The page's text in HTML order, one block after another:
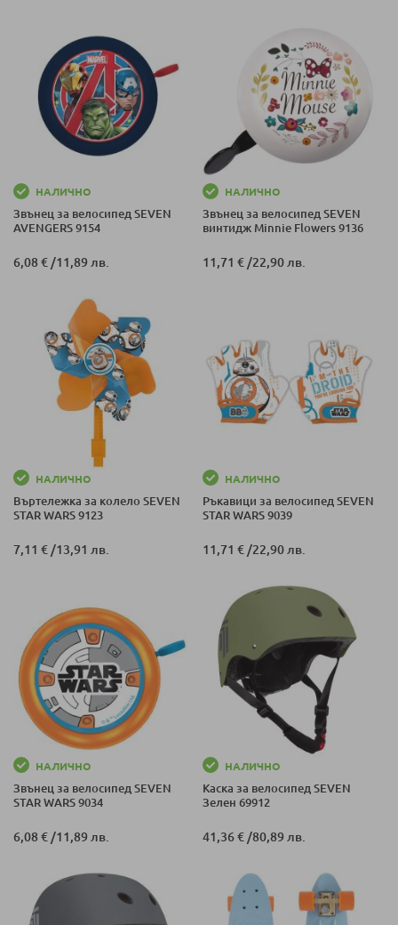
НАЛИЧНО
Звънец за велосипед SEVEN
AVENGERS 9154
6,08 € /11,89 лв.
НАЛИЧНО
Звънец за велосипед SEVEN
винтидж Minnie Flowers 9136
11,71 € /22,90 лв.
НАЛИЧНО
Въртележка за колело SEVEN
STAR WARS 9123
7,11 € /13,91 лв.
НАЛИЧНО
Ръкавици за велосипед SEVEN
STAR WARS 9039
11,71 € /22,90 лв.
НАЛИЧНО
Звънец за велосипед SEVEN
STAR WARS 9034
6,08 € /11,89 лв.
НАЛИЧНО
Каска за велосипед SEVEN
Зелен 69912
41,36 € /80,89 лв.